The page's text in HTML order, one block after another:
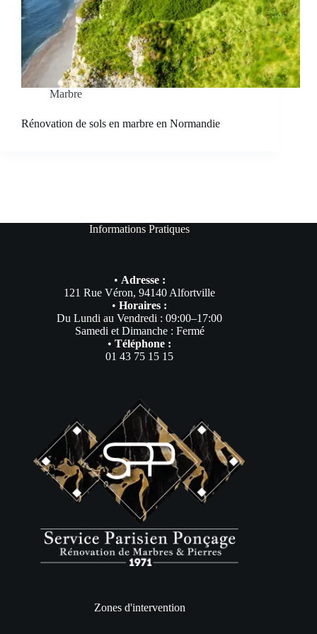
Marbre
Rénovation de sols en marbre en Normandie
Informations Pratiques
• Adresse :
121 Rue Véron, 94140 Alfortville
•Horaires :
Du Lundi au Vendredi : 09:00–17:00
Samedi et Dimanche : Fermé
•Téléphone :
01 43 75 15 15
Zones d'intervention